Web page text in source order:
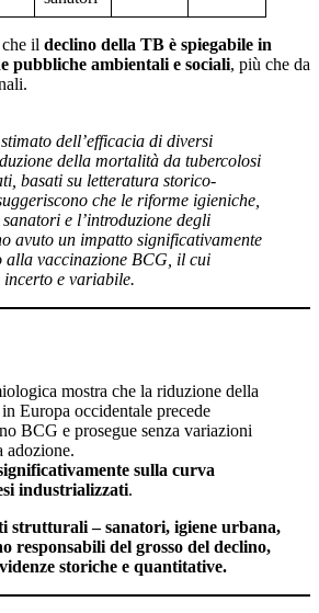
il declino della TB è spiegabile in
pubbliche ambientali e sociali, più che da
dell’efficacia di diversi
della mortalità da tubercolosi
basati su letteratura storico-
che le riforme igieniche,
e l’introduzione degli
avuto un impatto significativamente
alla vaccinazione BCG, il cui
e variabile.
mostra che la riduzione della
Europa occidentale precede
BCG e prosegue senza variazioni
adozione.
sulla curva
industrializzati.
strutturali – sanatori, igiene urbana,
responsabili del grosso del declino,
storiche e quantitative.